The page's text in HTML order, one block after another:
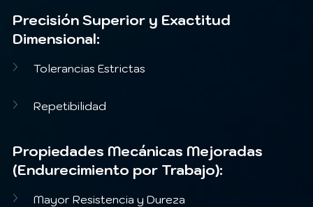
Precisión Superior y Exactitud
Dimensional:
Tolerancias Estrictas
Repetibilidad
Propiedades Mecánicas Mejoradas
(Endurecimiento por Trabajo):
Mayor Resistencia y Dureza